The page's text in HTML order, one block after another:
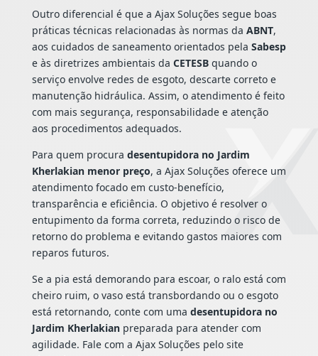
Outro diferencial é que a Ajax Soluções segue boas
práticas técnicas relacionadas às normas da ABNT,
aos cuidados de saneamento orientados pela Sabesp
e às diretrizes ambientais da CETESBquando o
serviço envolve redes de esgoto, descarte correto e
manutenção hidráulica. Assim, o atendimento é feito
com mais segurança, responsabilidade e atenção
aos procedimentos adequados.
Para quem procura desentupidora no Jardim
Kherlakian menor preço, a Ajax Soluções oferece um
atendimento focado em custo-benefício,
transparência e eficiência. O objetivo é resolver o
entupimento da forma correta, reduzindo o risco de
retorno do problema e evitando gastos maiores com
reparos futuros.
Se a pia está demorando para escoar, o ralo está com
cheiro ruim, o vaso está transbordando ou o esgoto
está retornando, conte com uma desentupidora no
Jardim Kherlakianpreparada para atender com
agilidade. Fale com a Ajax Soluções pelo site